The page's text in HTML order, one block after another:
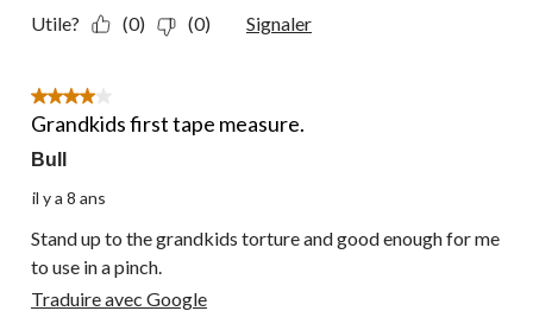
Utile? (0) (0) Signaler
4 étoile(s) sur 5.
Grandkids first tape measure.
Bull
il y a 8 ans
Stand up to the grandkids torture and good enough for me
to use in a pinch.
Traduire avec Google